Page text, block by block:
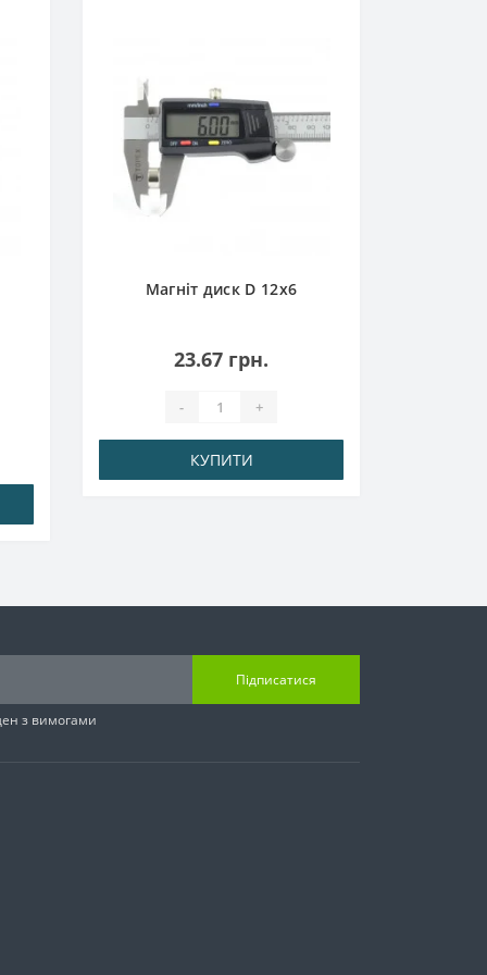
Магніт диск D 12х6
23.67 грн.
- +
КУПИТИ
Підписатися
з вимогами